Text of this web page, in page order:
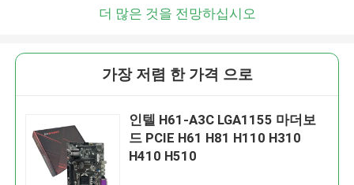
더 많은 것을 전망하십시오
가장 저렴 한 가격 으로
인텔 H61-A3C LGA1155 마더보
드 PCIE H61 H81 H110 H310
H410 H510